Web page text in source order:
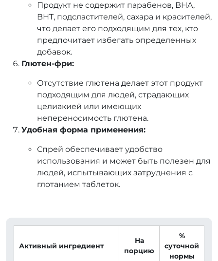
Продукт не содержит парабенов, BHA,
BHT, подсластителей, сахара и красителей,
что делает его подходящим для тех, кто
предпочитает избегать определенных
добавок.
Глютен-фри:
Отсутствие глютена делает этот продукт
подходящим для людей, страдающих
целиакией или имеющих
непереносимость глютена.
Удобная форма применения:
Спрей обеспечивает удобство
использования и может быть полезен для
людей, испытывающих затруднения с
глотанием таблеток.
Активный ингредиент
На
порцию
%
суточной
нормы